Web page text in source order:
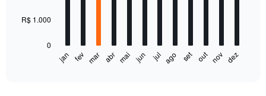
The
chart
jan fev mar abr mai jun jul ago set out nov dez
0
R$ 1.000